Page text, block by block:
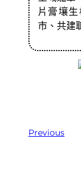
片膏壤
市、共建
Previous